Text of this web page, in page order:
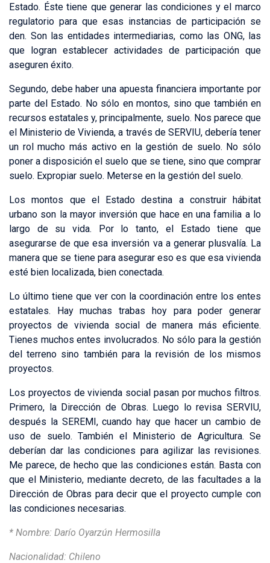
Estado. Éste tiene que generar las condiciones y el marco
regulatorio para que esas instancias de participación se
den. Son las entidades intermediarias, como las ONG, las
que logran establecer actividades de participación que
aseguren éxito.
Segundo, debe haber una apuesta financiera importante por
parte del Estado. No sólo en montos, sino que también en
recursos estatales y, principalmente, suelo. Nos parece que
el Ministerio de Vivienda, a través de SERVIU, debería tener
un rol mucho más activo en la gestión de suelo. No sólo
poner a disposición el suelo que se tiene, sino que comprar
suelo. Expropiar suelo. Meterse en la gestión del suelo.
Los montos que el Estado destina a construir hábitat
urbano son la mayor inversión que hace en una familia a lo
largo de su vida. Por lo tanto, el Estado tiene que
asegurarse de que esa inversión va a generar plusvalía. La
manera que se tiene para asegurar eso es que esa vivienda
esté bien localizada, bien conectada.
Lo último tiene que ver con la coordinación entre los entes
estatales. Hay muchas trabas hoy para poder generar
proyectos de vivienda social de manera más eficiente.
Tienes muchos entes involucrados. No sólo para la gestión
del terreno sino también para la revisión de los mismos
proyectos.
Los proyectos de vivienda social pasan por muchos filtros.
Primero, la Dirección de Obras. Luego lo revisa SERVIU,
después la SEREMI, cuando hay que hacer un cambio de
uso de suelo. También el Ministerio de Agricultura. Se
deberían dar las condiciones para agilizar las revisiones.
Me parece, de hecho que las condiciones están. Basta con
que el Ministerio, mediante decreto, de las facultades a la
Dirección de Obras para decir que el proyecto cumple con
las condiciones necesarias.
* Nombre: Darío Oyarzún Hermosilla
Nacionalidad: Chileno